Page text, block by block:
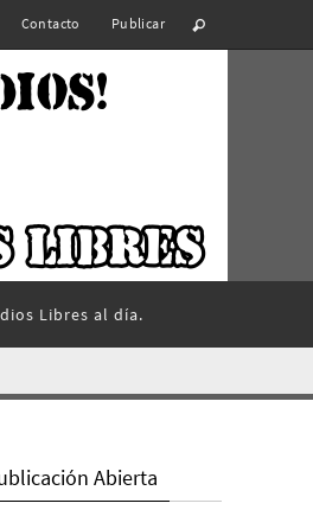
Contacto Publicar
Libres al día.
Abierta